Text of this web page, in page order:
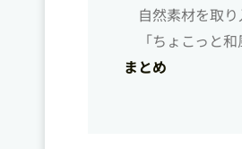
自然素材を取
「ちょこっと
まとめ